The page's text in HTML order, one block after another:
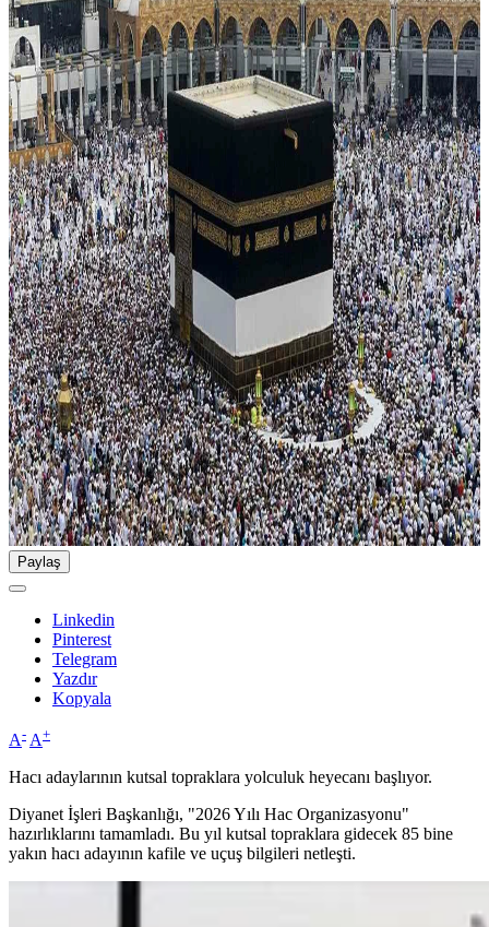
Paylaş
Linkedin
Pinterest
Telegram
Yazdır
Kopyala
A- A+
Hacı adaylarının kutsal topraklara yolculuk heyecanı başlıyor.
Diyanet İşleri Başkanlığı, "2026 Yılı Hac Organizasyonu"
hazırlıklarını tamamladı. Bu yıl kutsal topraklara gidecek 85 bine
yakın hacı adayının kafile ve uçuş bilgileri netleşti.